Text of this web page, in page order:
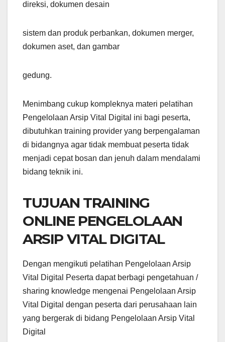
direksi, dokumen desain
sistem dan produk perbankan, dokumen merger,
dokumen aset, dan gambar
gedung.
Menimbang cukup kompleknya materi pelatihan
Pengelolaan Arsip Vital Digital ini bagi peserta,
dibutuhkan training provider yang berpengalaman
di bidangnya agar tidak membuat peserta tidak
menjadi cepat bosan dan jenuh dalam mendalami
bidang teknik ini.
TUJUAN TRAINING
ONLINE PENGELOLAAN
ARSIP VITAL DIGITAL
Dengan mengikuti pelatihan Pengelolaan Arsip
Vital Digital Peserta dapat berbagi pengetahuan /
sharing knowledge mengenai Pengelolaan Arsip
Vital Digital dengan peserta dari perusahaan lain
yang bergerak di bidang Pengelolaan Arsip Vital
Digital